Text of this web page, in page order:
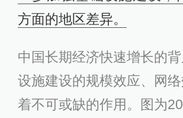
方面的地区差异。
中国长期经济快速增长的
设施建设的规模效应、网
着不可或缺的作用。图为